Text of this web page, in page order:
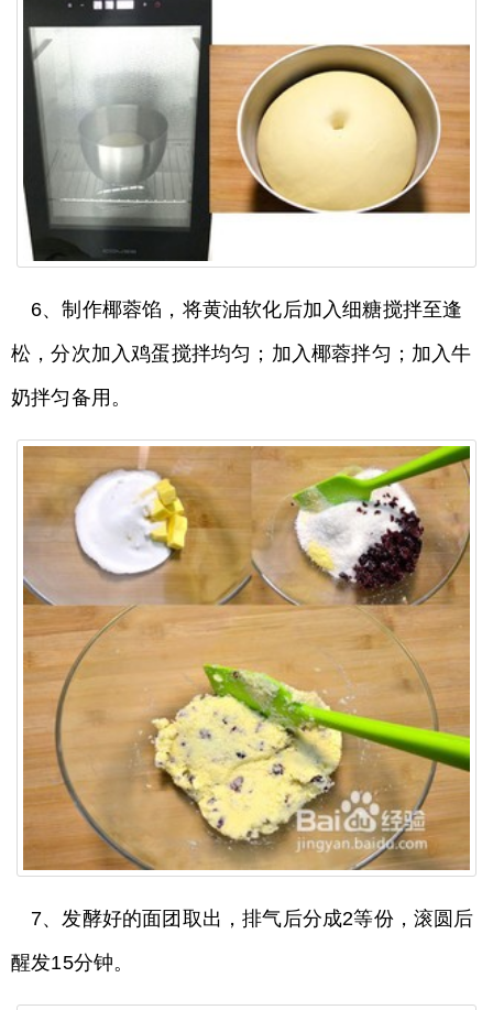
6、制作椰蓉馅，将黄油软化后加入细糖搅拌至逢
松，分次加入鸡蛋搅拌均匀；加入椰蓉拌匀；加入牛
奶拌匀备用。
7、发酵好的面团取出，排气后分成2等份，滚圆后
醒发15分钟。